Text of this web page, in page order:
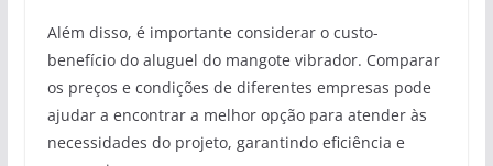
Além disso, é importante considerar o custo-
benefício do aluguel do mangote vibrador. Comparar
os preços e condições de diferentes empresas pode
ajudar a encontrar a melhor opção para atender às
necessidades do projeto, garantindo eficiência e